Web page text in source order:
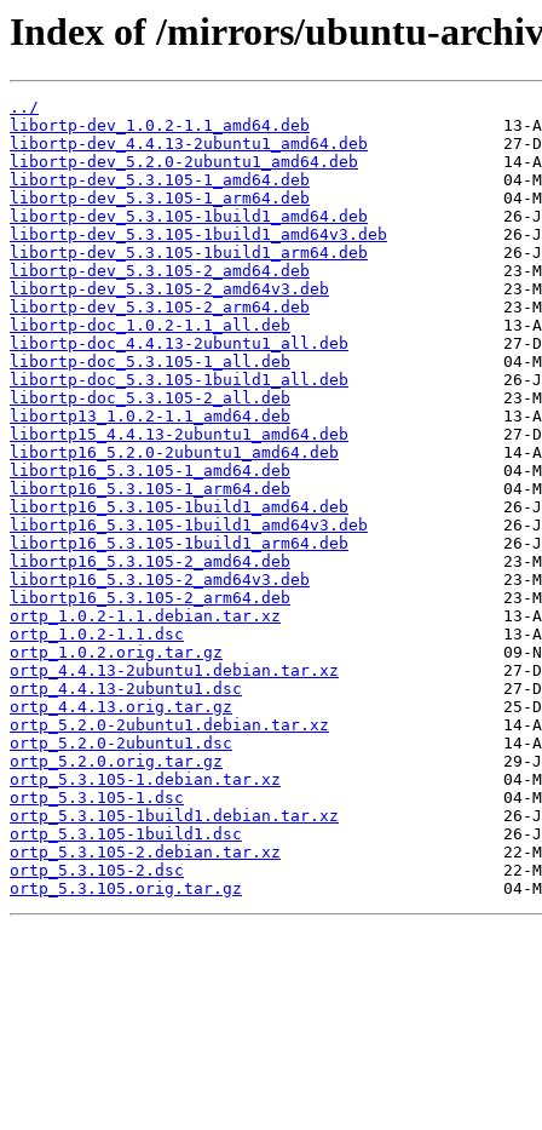
Index of /mirrors/ubuntu-
../
libortp-dev_1.0.2-1.1_amd64.deb
libortp-dev_4.4.13-2ubuntu1_amd64.deb
libortp-dev_5.2.0-2ubuntu1_amd64.deb
libortp-dev_5.3.105-1_amd64.deb
libortp-dev_5.3.105-1_arm64.deb
libortp-dev_5.3.105-1build1_amd64.deb
libortp-dev_5.3.105-1build1_amd64v3.deb
libortp-dev_5.3.105-1build1_arm64.deb
libortp-dev_5.3.105-2_amd64.deb
libortp-dev_5.3.105-2_amd64v3.deb
libortp-dev_5.3.105-2_arm64.deb
libortp-doc_1.0.2-1.1_all.deb
libortp-doc_4.4.13-2ubuntu1_all.deb
libortp-doc_5.3.105-1_all.deb
libortp-doc_5.3.105-1build1_all.deb
libortp-doc_5.3.105-2_all.deb
libortp13_1.0.2-1.1_amd64.deb
libortp15_4.4.13-2ubuntu1_amd64.deb
libortp16_5.2.0-2ubuntu1_amd64.deb
libortp16_5.3.105-1_amd64.deb
libortp16_5.3.105-1_arm64.deb
libortp16_5.3.105-1build1_amd64.deb
libortp16_5.3.105-1build1_amd64v3.deb
libortp16_5.3.105-1build1_arm64.deb
libortp16_5.3.105-2_amd64.deb
libortp16_5.3.105-2_amd64v3.deb
libortp16_5.3.105-2_arm64.deb
ortp_1.0.2-1.1.debian.tar.xz
ortp_1.0.2-1.1.dsc
ortp_1.0.2.orig.tar.gz
ortp_4.4.13-2ubuntu1.debian.tar.xz
ortp_4.4.13-2ubuntu1.dsc
ortp_4.4.13.orig.tar.gz
ortp_5.2.0-2ubuntu1.debian.tar.xz
ortp_5.2.0-2ubuntu1.dsc
ortp_5.2.0.orig.tar.gz
ortp_5.3.105-1.debian.tar.xz
ortp_5.3.105-1.dsc
ortp_5.3.105-1build1.debian.tar.xz
ortp_5.3.105-1build1.dsc
ortp_5.3.105-2.debian.tar.xz
ortp_5.3.105-2.dsc
ortp_5.3.105.orig.tar.gz